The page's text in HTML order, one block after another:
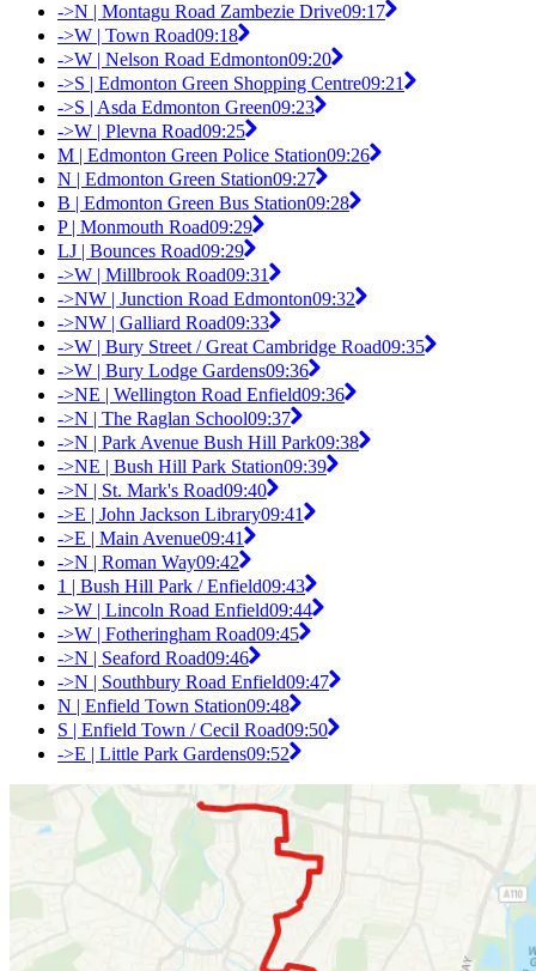
->N | Montagu Road Zambezie Drive09:17
->W | Town Road09:18
->W | Nelson Road Edmonton09:20
->S | Edmonton Green Shopping Centre09:21
->S | Asda Edmonton Green09:23
->W | Plevna Road09:25
M | Edmonton Green Police Station09:26
N | Edmonton Green Station09:27
B | Edmonton Green Bus Station09:28
P | Monmouth Road09:29
LJ | Bounces Road09:29
->W | Millbrook Road09:31
->NW | Junction Road Edmonton09:32
->NW | Galliard Road09:33
->W | Bury Street / Great Cambridge Road09:35
->W | Bury Lodge Gardens09:36
->NE | Wellington Road Enfield09:36
->N | The Raglan School09:37
->N | Park Avenue Bush Hill Park09:38
->NE | Bush Hill Park Station09:39
->N | St. Mark's Road09:40
->E | John Jackson Library09:41
->E | Main Avenue09:41
->N | Roman Way09:42
1 | Bush Hill Park / Enfield09:43
->W | Lincoln Road Enfield09:44
->W | Fotheringham Road09:45
->N | Seaford Road09:46
->N | Southbury Road Enfield09:47
N | Enfield Town Station09:48
S | Enfield Town / Cecil Road09:50
->E | Little Park Gardens09:52